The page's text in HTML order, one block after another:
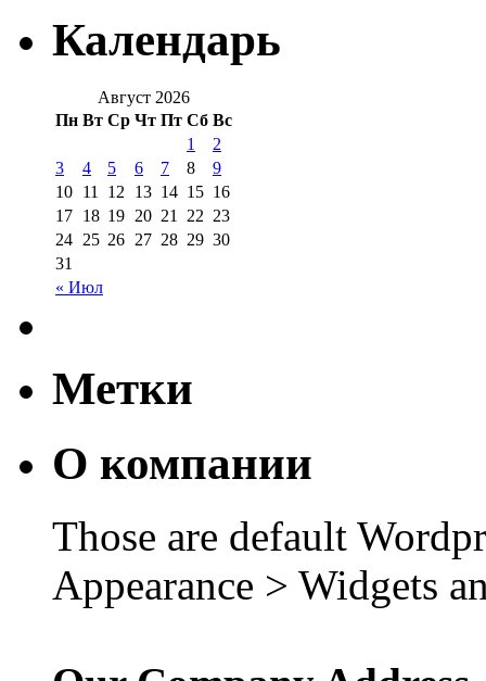
Календарь
Август 2026
Пн Вт Ср Чт Пт Сб Вс
« Июл
1
2
3
4 5 6 7 8
9
10 11 12 13 14 15 16
17 18 19 20 21 22 23
24 25 26 27 28 29 30
31
Метки
О компании
Those are default
Appearance > Widgets